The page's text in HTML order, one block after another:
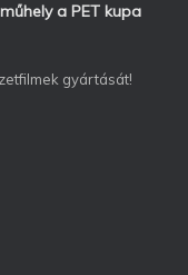
a PET kupa
gyártását!